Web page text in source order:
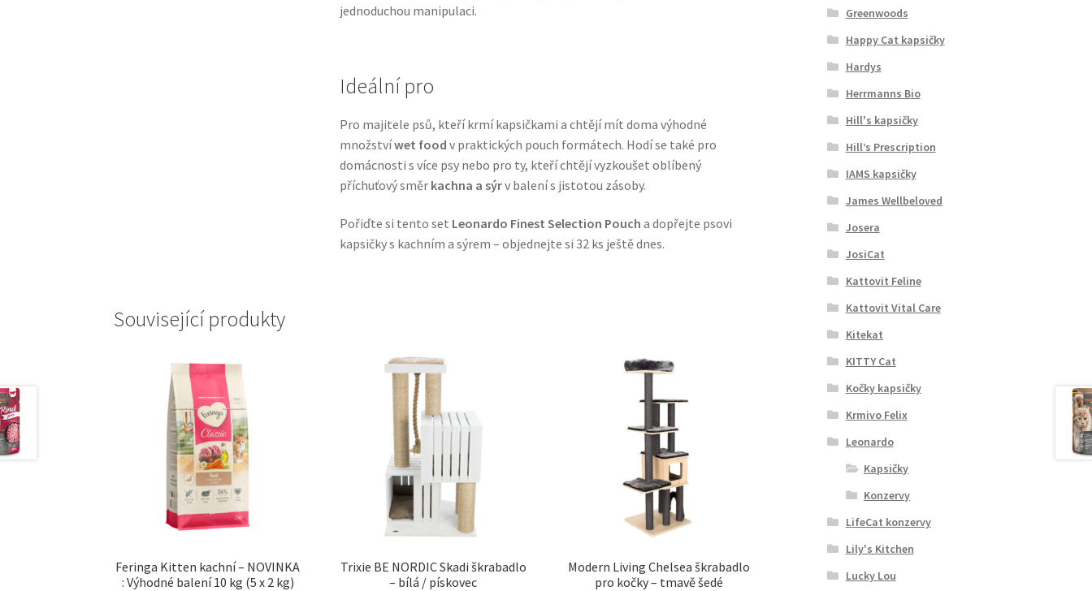
jednoduchou manipulaci.
Ideální pro
Pro majitele psů, kteří krmí kapsičkami a chtějí mít doma výhodné
množstvíwet food v praktických pouch formátech. Hodí se také pro
domácnosti s více psy nebo pro ty, kteří chtějí vyzkoušet oblíbený
příchuťový směr kachna a sýrv balení s jistotou zásoby.
Pořiďte si tento set Leonardo Finest Selection Pouch a dopřejte psovi
kapsičky s kachním a sýrem – objednejte si 32 ks ještě dnes.
Související produkty
Feringa Kitten kachní – NOVINKA
: Výhodné balení 10 kg (5 x 2 kg)
Trixie BE NORDIC Skadi škrabadlo
– bílá / pískovec
Modern Living Chelsea škrabadlo
pro kočky – tmavě šedé
Greenwoods
Happy Cat kapsičky
Hardys
Herrmanns Bio
Hill's kapsičky
Hill’s Prescription
IAMS kapsičky
James Wellbeloved
Josera
JosiCat
Kattovit Feline
Kattovit Vital Care
Kitekat
KITTY Cat
Kočky kapsičky
Krmivo Felix
Leonardo
Kapsičky
Konzervy
LifeCat konzervy
Lily's Kitchen
Lucky Lou